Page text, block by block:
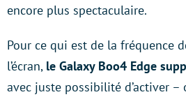
encore plus spectaculaire.
Pour ce qui est de la fréquence
l’écran, le Galaxy Boo4 Edge
avec juste possibilité d’activer